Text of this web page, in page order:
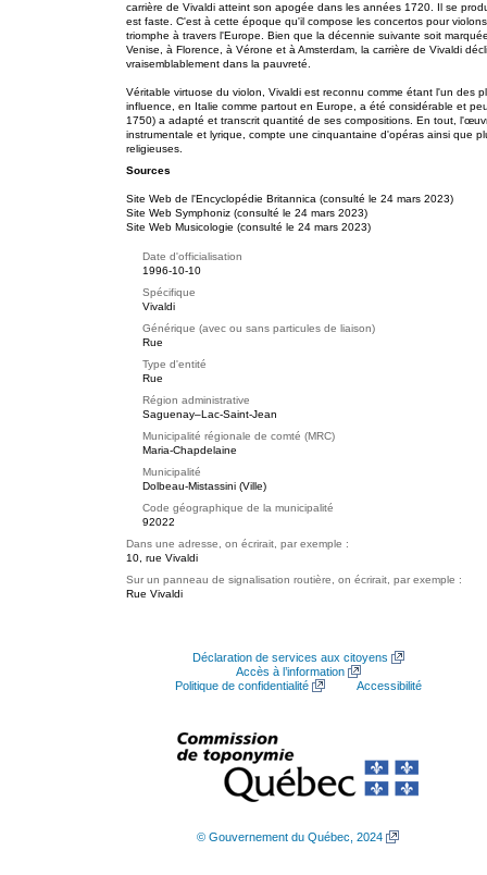
carrière de Vivaldi atteint son apogée dans les années 1720. Il se
est faste. C'est à cette époque qu'il compose les concertos pour
triomphe à travers l'Europe. Bien que la décennie suivante soit
Venise, à Florence, à Vérone et à Amsterdam, la carrière de Vivaldi
vraisemblablement dans la pauvreté.
Véritable virtuose du violon, Vivaldi est reconnu comme étant l'un des
influence, en Italie comme partout en Europe, a été considérable et
1750) a adapté et transcrit quantité de ses compositions. En tout,
instrumentale et lyrique, compte une cinquantaine d'opéras ainsi que
religieuses.
Sources
Site Web de l'Encyclopédie Britannica (consulté le 24 mars 2023)
Site Web Symphoniz (consulté le 24 mars 2023)
Site Web Musicologie (consulté le 24 mars 2023)
Date d'officialisation
1996-10-10
Spécifique
Vivaldi
Générique (avec ou sans particules de liaison)
Rue
Type d'entité
Rue
Région administrative
Saguenay–Lac-Saint-Jean
Municipalité régionale de comté (MRC)
Maria-Chapdelaine
Municipalité
Dolbeau-Mistassini (Ville)
Code géographique de la municipalité
92022
Dans une adresse, on écrirait, par exemple :
10, rue Vivaldi
Sur un panneau de signalisation routière, on écrirait, par exemple :
Rue Vivaldi
Déclaration de services aux citoyens
Accès à l’information
Politique de confidentialité
Accessibilité
© Gouvernement du Québec, 2024